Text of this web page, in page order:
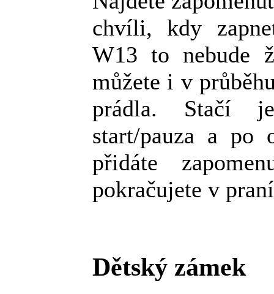
chvíli, kdy
W13 to nebude
můžete i v
prádla. Stačí
start/pauza a po
přidáte
pokračujete v
Dětský zámek